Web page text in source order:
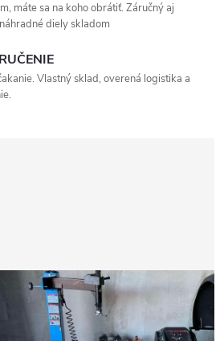
máte sa na koho obrátiť. Záručný aj
diely skladom
Vlastný sklad, overená logistika a